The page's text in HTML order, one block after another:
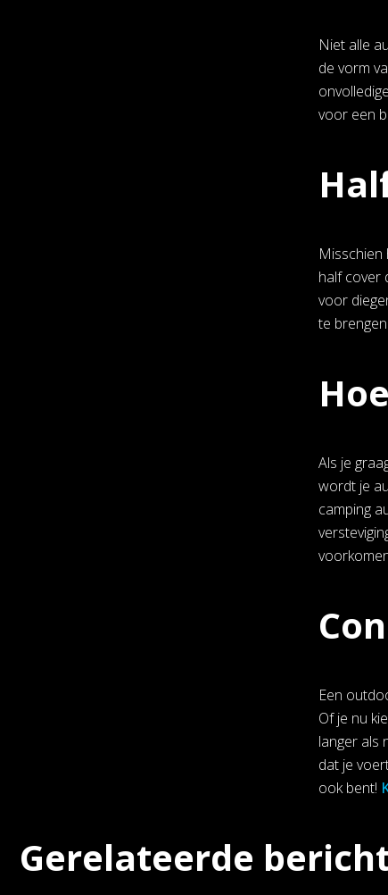
Niet alle
de vorm
voor een
Misschien
half cover
voor
te
Als je
wordt je
camping
Een
Of je nu
langer als
dat je
ook bent!
Gerelateerde